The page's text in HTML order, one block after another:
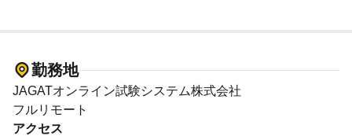
勤務地
JAGATオンライン試験システム株式会社
フルリモート
アクセス